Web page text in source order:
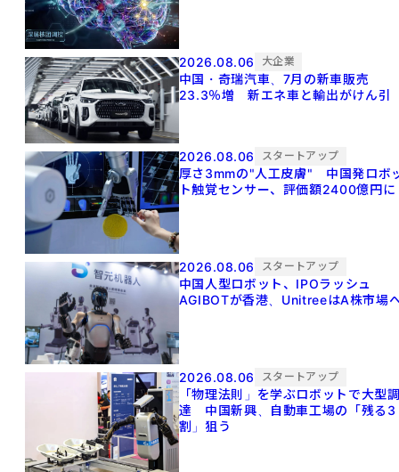
2026.08.06 大企業
中国・奇瑞汽車、7月の新車販売
23.3％増 新エネ車と輸出がけん引
2026.08.06 スタートアップ
厚さ3mmの"人工皮膚" 中国発ロボ
ト触覚センサー、評価額2400億円に
2026.08.06 スタートアップ
中国人型ロボット、IPOラッシュ
AGIBOTが香港、UnitreeはA株市場
2026.08.06 スタートアップ
「物理法則」を学ぶロボットで大型
達 中国新興、自動車工場の「残る3
割」狙う